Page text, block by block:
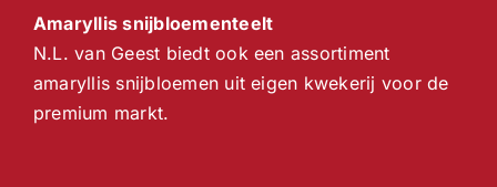
Amaryllis snijbloementeelt
N.L. van Geest biedt ook een assortiment
amaryllis snijbloemen uit eigen kwekerij voor de
premium markt.